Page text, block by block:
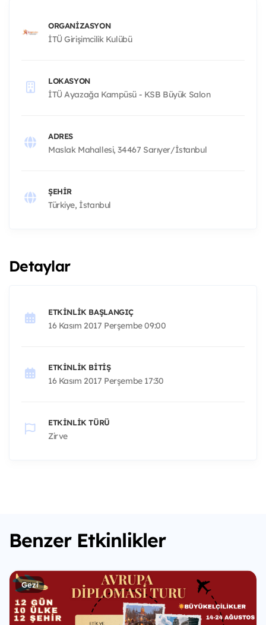
ORGANIZASYON
İTÜ Girişimcilik Kulübü
LOKASYON
İTÜ Ayazağa Kampüsü - KSB Büyük Salon
ADRES
Maslak Mahallesi, 34467 Sarıyer/İstanbul
ŞEHIR
Türkiye, İstanbul
Detaylar
ETKINLIK BAŞLANGIÇ
16 Kasım 2017 Perşembe 09:00
ETKINLIK BITIŞ
16 Kasım 2017 Perşembe 17:30
ETKINLIK TÜRÜ
Zirve
Benzer Etkinlikler
Gezi